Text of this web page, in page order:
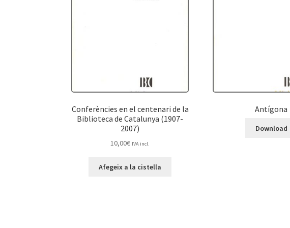
Conferències en el centenari de la
Biblioteca de Catalunya (1907-
2007)
10,00€ IVA incl.
Afegeix a la cistella
Antígona
Download